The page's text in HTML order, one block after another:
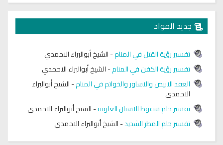
جديد المواد
تفسير رؤية القتل في المنام-الشيخ أبوالبراء الاحمدي
تفسير رؤية الكفن في المنام-الشيخ أبوالبراء الاحمدي
العقد الابيض والاساور والخواتم في المنام-الشيخ أبوالبراء
الاحمدي
تفسير حلم سقوط الاسنان العلوية-الشيخ أبوالبراء الاحمدي
تفسير حلم المطر الشديد-الشيخ أبوالبراء الاحمدي